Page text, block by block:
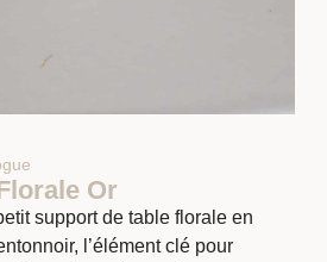
Or
support de table florale en
l’élément clé pour